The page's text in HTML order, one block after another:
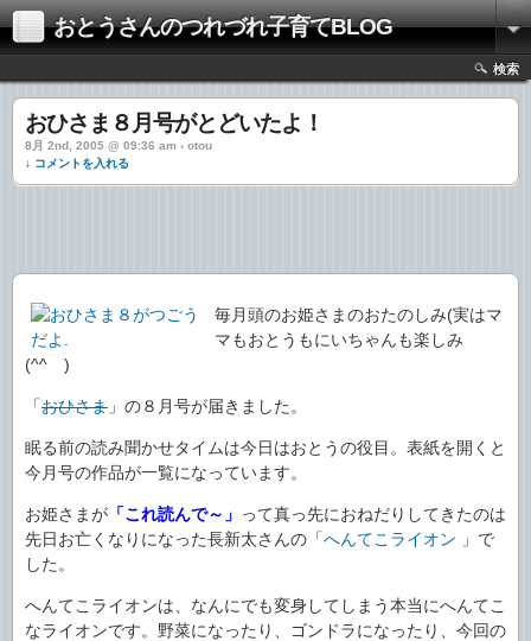
おとうさんのつれづれ子育てBLOG
検索
おひさま８月号がとどいたよ！
8月 2nd, 2005 @ 09:36 am › otou
↓ コメントを入れる
毎月頭のお姫さまのおたのしみ(実はマ
マもおとうもにいちゃんも楽しみ
(^^ゞ)
「おひさま 」の８月号が届きました。
眠る前の読み聞かせタイムは今日はおとうの役目。表紙を開くと
今月号の作品が一覧になっています。
お姫さまが 「これ読んで～」 って真っ先におねだりしてきたのは
先日お亡くなりになった長新太さんの「へんてこライオン 」で
した。
へんてこライオンは、なんにでも変身してしまう本当にへんてこ
なライオンです。野菜になったり、ゴンドラになったり、今回の